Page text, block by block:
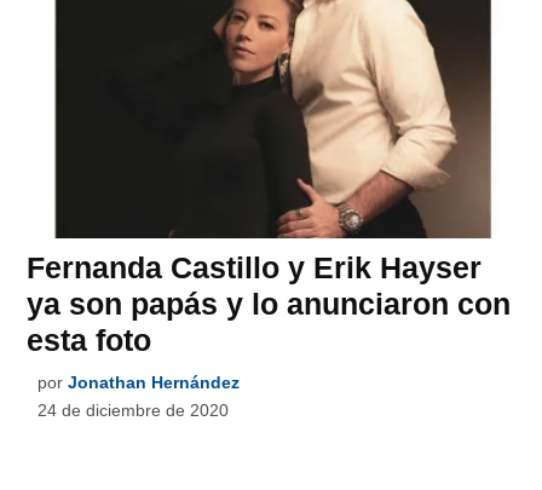
Fernanda Castillo y Erik Hayser
ya son papás y lo anunciaron con
esta foto
por Jonathan Hernández
24 de diciembre de 2020